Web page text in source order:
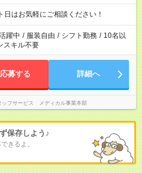
はお気軽にご相談ください！
躍中 / 服装自由 / シフト勤務 / 10名以
スキル不要
応募する 詳細へ
ッフサービス メディカル事業本部
保存しよう♪
きるよ。